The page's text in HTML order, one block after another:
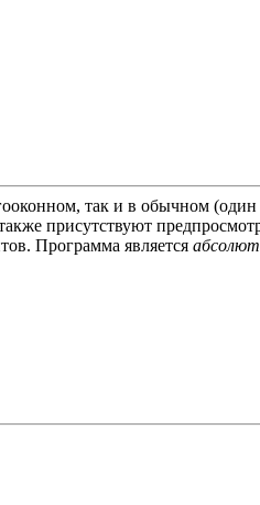
так и в обычном
присутствуют
Программа является